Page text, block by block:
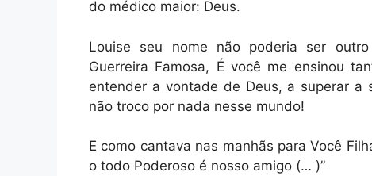
do médico maior: Deus.
Louise seu nome não poderia ser
Guerreira Famosa, É você me ensinou
entender a vontade de Deus, a superar
não troco por nada nesse mundo!
E como cantava nas manhãs para Você
o todo Poderoso é nosso amigo (… )”